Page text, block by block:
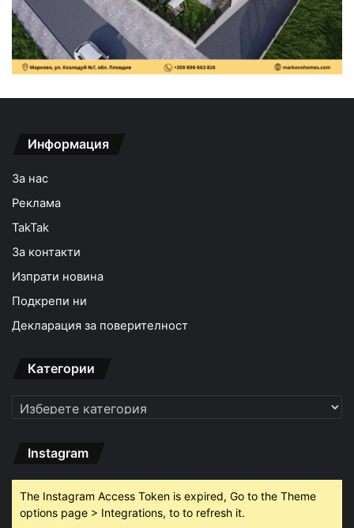
Информация
За нас
Реклама
TakTak
За контакти
Изпрати новина
Подкрепи ни
Декларация за поверителност
Категории
Категории
Instagram
The Instagram Access Token is expired, Go to the Theme
options page > Integrations, to to refresh it.